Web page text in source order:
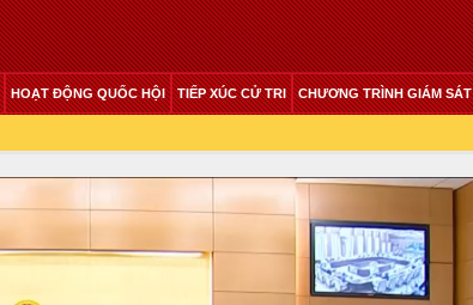
HOẠT ĐỘNG QUỐC HỘI TIẾP XÚC CỬ TRI CHƯƠNG TRÌNH GIÁM SÁT